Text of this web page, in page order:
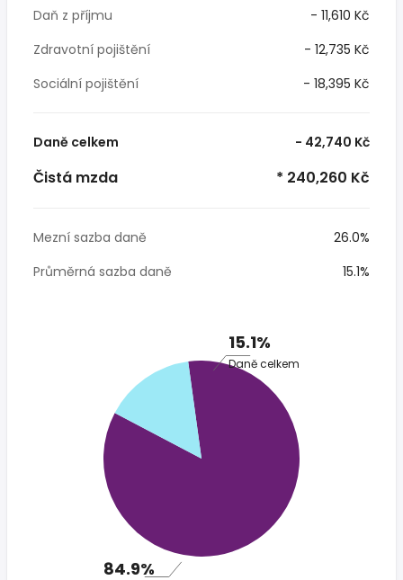
Daň z příjmu
- 11,610 Kč
Zdravotní pojištění
- 12,735 Kč
Sociální pojištění
- 18,395 Kč
Daně celkem - 42,740 Kč
Čistá mzda * 240,260 Kč
Mezní sazba daně
26.0%
Průměrná sazba daně
15.1%
15.1%
Daně celkem
84.9%